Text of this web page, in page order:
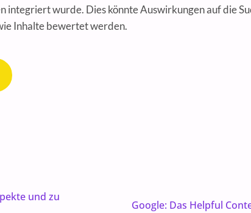
integriert wurde. Dies könnte Auswirkungen auf die
Inhalte bewertet werden.
und zu
Google: Das Helpful